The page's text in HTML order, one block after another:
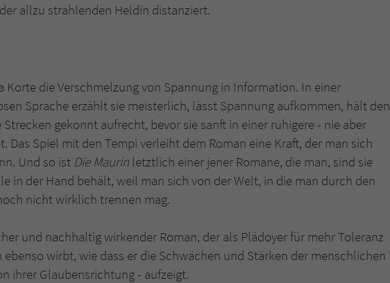
allzu strahlenden Heldin distanziert.
Korte die Verschmelzung von Spannung in Information. In einer
Sprache erzählt sie meisterlich, lässt Spannung aufkommen, hält den
gekonnt aufrecht, bevor sie sanft in einer ruhigere - nie aber
Das Spiel mit den Tempi verleiht dem Roman eine Kraft, der man sich
Und so ist Die Maurin letztlich einer jener Romane, die man, sind sie
in der Hand behält, weil man sich von der Welt, in die man durch den
nicht wirklich trennen mag.
und nachhaltig wirkender Roman, der als Plädoyer für mehr Toleranz
ebenso wirbt, wie dass er die Schwächen und Stärken der menschlichen
ihrer Glaubensrichtung - aufzeigt.